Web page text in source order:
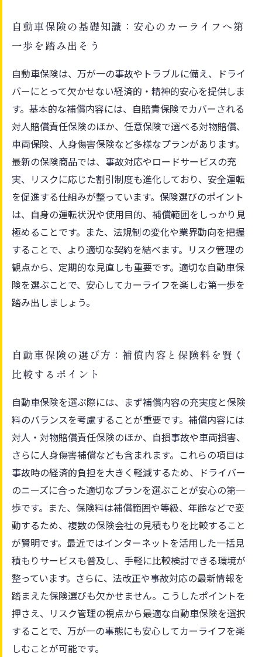
与える影響とは？
リスク管理で見直す自動車保険：安心して車を
使い続けるために
自動車保険加入で実現する安全と安心のドライ
ブライフ
これから始める自動車保険見直しガイド：これ
だけは知っておきたい基礎知識
自動車保険の基礎知識：安心のカーライフへ第
一歩を踏み出そう
自動車保険は、万が一の事故やトラブルに備え、ドライ
バーにとって欠かせない経済的・精神的安心を提供しま
す。基本的な補償内容には、自賠責保険でカバーされる
対人賠償責任保険のほか、任意保険で選べる対物賠償、
車両保険、人身傷害保険など多様なプランがあります。
最新の保険商品では、事故対応やロードサービスの充
実、リスクに応じた割引制度も進化しており、安全運転
を促進する仕組みが整っています。保険選びのポイント
は、自身の運転状況や使用目的、補償範囲をしっかり見
極めることです。また、法規制の変化や業界動向を把握
することで、より適切な契約を結べます。リスク管理の
観点から、定期的な見直しも重要です。適切な自動車保
険を選ぶことで、安心してカーライフを楽しむ第一歩を
踏み出しましょう。
自動車保険の選び方：補償内容と保険料を賢く
比較するポイント
自動車保険を選ぶ際には、まず補償内容の充実度と保険
料のバランスを考慮することが重要です。補償内容には
対人・対物賠償責任保険のほか、自損事故や車両損害、
さらに人身傷害補償なども含まれます。これらの項目は
事故時の経済的負担を大きく軽減するため、ドライバー
のニーズに合った適切なプランを選ぶことが安心の第一
歩です。また、保険料は補償範囲や等級、年齢などで変
動するため、複数の保険会社の見積もりを比較すること
が賢明です。最近ではインターネットを活用した一括見
積もりサービスも普及し、手軽に比較検討できる環境が
整っています。さらに、法改正や事故対応の最新情報を
踏まえた保険選びも欠かせません。こうしたポイントを
押さえ、リスク管理の視点から最適な自動車保険を選択
することで、万が一の事態にも安心してカーライフを楽
しむことが可能です。